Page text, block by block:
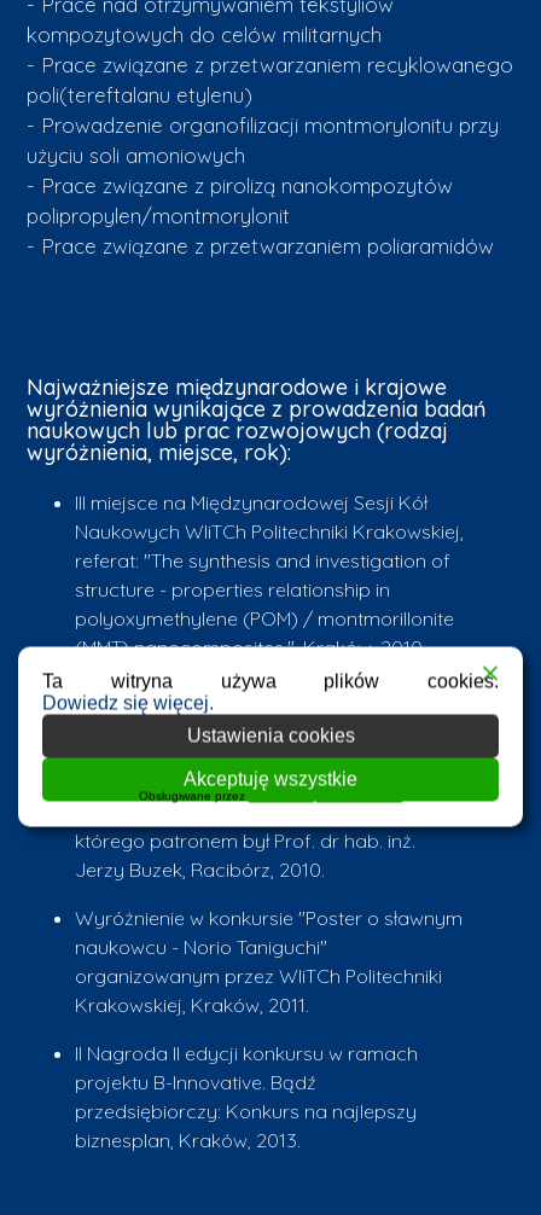
kompozytowych do celów militarnych
- Prace związane z przetwarzaniem recyklowanego
poli(tereftalanu etylenu)
- Prowadzenie organofilizacji montmorylonitu przy
użyciu soli amoniowych
- Prace związane z pirolizą nanokompozytów
polipropylen/montmorylonit
- Prace związane z przetwarzaniem poliaramidów
Najważniejsze międzynarodowe i krajowe
wyróżnienia wynikające z prowadzenia badań
naukowych lub prac rozwojowych (rodzaj
wyróżnienia, miejsce, rok):
III miejsce na Międzynarodowej Sesji Kół
Naukowych WIiTCh Politechniki Krakowskiej,
referat: "The synthesis and investigation of
structure - properties relationship in
polyoxymethylene (POM) / montmorillonite
(MMT) nanocomposites.", Kraków, 2010.
Wyróżnienie w konkursie "Zrównoważony
rozwój - Debiut naukowy 2010"
organizowanym przez Instytut Studiów
Społecznych PWSZ w Raciborzu oraz
którego patronem był Prof. dr hab. inż.
Jerzy Buzek, Racibórz, 2010.
Wyróżnienie w konkursie "Poster o sławnym
naukowcu - Norio Taniguchi"
organizowanym przez WIiTCh Politechniki
Krakowskiej, Kraków, 2011.
II Nagroda II edycji konkursu w ramach
projektu B-Innovative. Bądź
przedsiębiorczy: Konkurs na najlepszy
biznesplan, Kraków, 2013.
Ta witryna używa plików cookies.
Dowiedz się więcej.
Ustawienia cookies
Akceptuję wszystkie
Obsługiwane przez WPLP Compliance Platform